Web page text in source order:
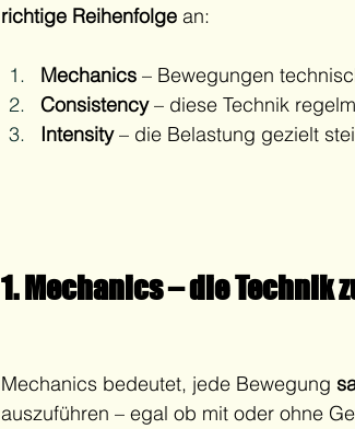
richtige Reihenfolge an:
Mechanics – Bewegungen
Consistency – diese Technik
Intensity – die Belastung gezielt
1. Mechanics – die Technik
Mechanics bedeutet, jede Bewegung
auszuführen – egal ob mit oder ohne